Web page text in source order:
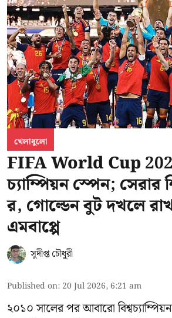
খেলাধুলো
FIFA World Cup
চ্যাম্পিয়ন স্পেন; সেরার
র, গোল্ডেন বুট দখলে
এমবাপ্পে
সুদীপ্ত চৌধুরী
Published on: 20 Jul 2026, 6:21 am
২০১০ সালের পর আবারো